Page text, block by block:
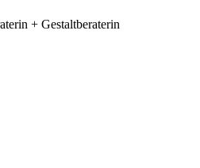
+ Gestaltberaterin